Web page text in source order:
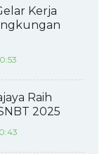
Kerja
Raih
2025